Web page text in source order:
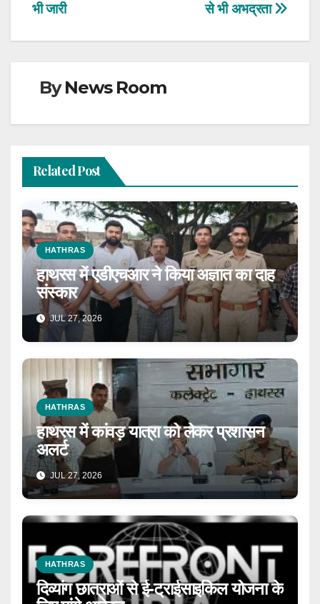
से भी अभद्रता
भी जारी
ByNews Room
Related Post
HATHRAS
हाथरस में एडीएचआर ने किया अज्ञात का दाह
संस्कार
JUL 27, 2026
HATHRAS
हाथरस में कांवड़ यात्रा को लेकर प्रशासन
अलर्ट
JUL 27, 2026
HATHRAS
दिव्यांग छात्राओं से ई-ट्राईसाइकिल योजना के